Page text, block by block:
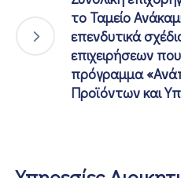
το Ταμείο
επενδυτικά
επιχειρήσεων
πρόγραμμα
Προϊόντων και